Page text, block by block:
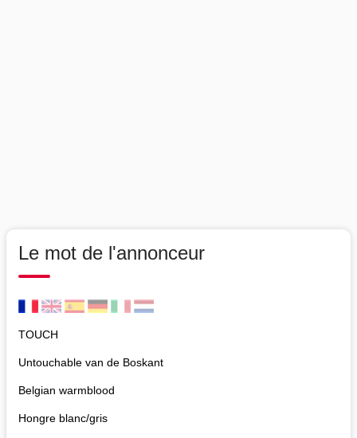
Le mot de l'annonceur
TOUCH
Untouchable van de Boskant
Belgian warmblood
Hongre blanc/gris